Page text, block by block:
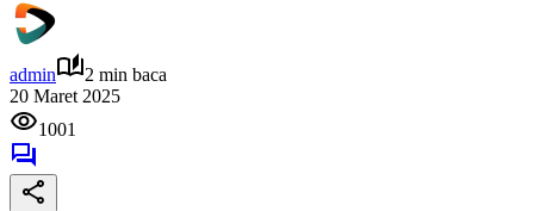
admin
2 min baca
20 Maret 2025
1001